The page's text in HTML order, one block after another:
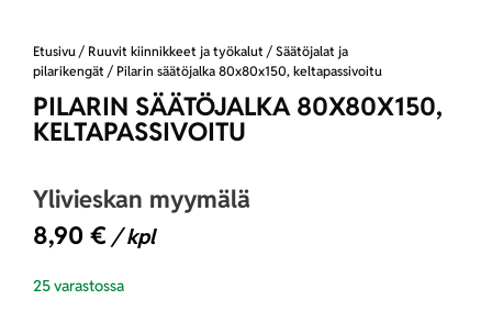
Etusivu / Ruuvit kiinnikkeet ja työkalut / Säätöjalat ja
pilarikengät / Pilarin säätöjalka 80x80x150, keltapassivoitu
PILARIN SÄÄTÖJALKA 80X80X150,
KELTAPASSIVOITU
Ylivieskan myymälä
8,90 € / kpl
25 varastossa